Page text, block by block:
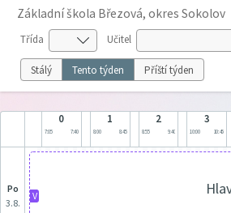
Základní škola Březová, okres Sokolov
Třída Učitel
Stálý Tento týden Příští týden
0
7:05 7:40
1
8:00 8:45
2
8:55 9:40
3
10:00 10:45
po
3.8.
V